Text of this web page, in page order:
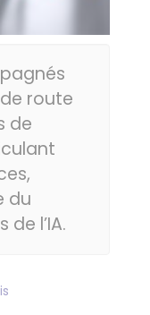
route
de
du
l’IA.